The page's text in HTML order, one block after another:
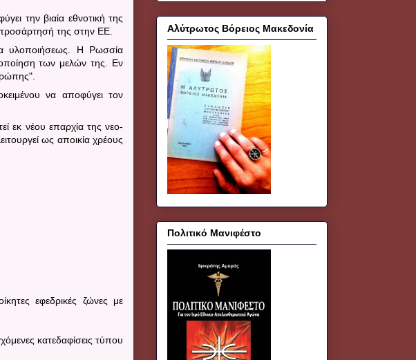
την βιαία εθνοτική της
της στην ΕΕ.
υλοποιήσεως. Η Ρωσσία
των μελών της. Εν
να αποφύγει τον
εκ νέου επαρχία της νεο-
ως αποικία χρέους
εφεδρικές ζώνες με
κατεδαφίσεις τύπου
Αλύτρωτος Βόρειος Μακεδονία
Πολιτικό Μανιφέστο